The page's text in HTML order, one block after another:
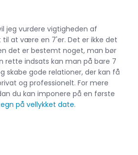
jeg vurdere vigtigheden af
at være en 7'er. Det er ikke det
det er bestemt noget, man bør
rette indsats kan man på bare 7
skabe gode relationer, der kan få
og professionelt. For mere
du kan imponere på en første
på vellykket date.